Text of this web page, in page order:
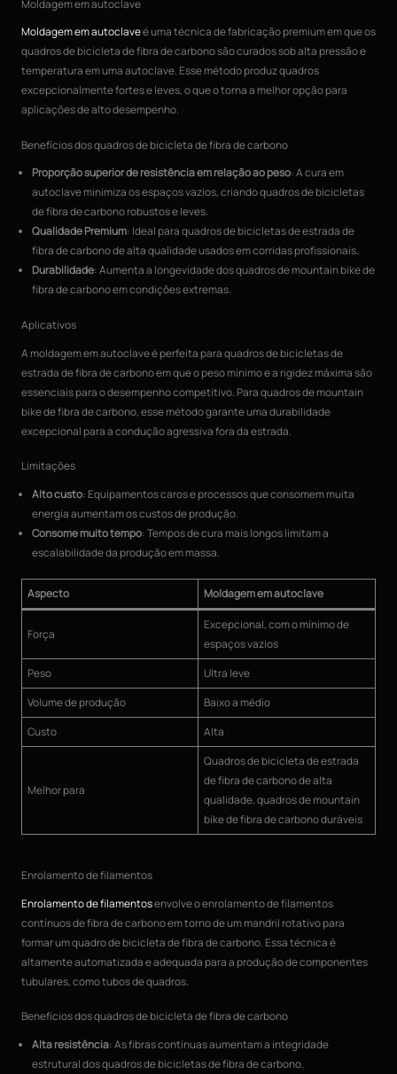
Moldagem em autoclave
Moldagem em autoclaveé uma técnica de fabricação premium em que os
quadros de bicicleta de fibra de carbono são curados sob alta pressão e
temperatura em uma autoclave. Esse método produz quadros
excepcionalmente fortes e leves, o que o torna a melhor opção para
aplicações de alto desempenho.
Benefícios dos quadros de bicicleta de fibra de carbono
Proporção superior de resistência em relação ao peso: A cura em
autoclave minimiza os espaços vazios, criando quadros de bicicletas
de fibra de carbono robustos e leves.
Qualidade Premium: Ideal para quadros de bicicletas de estrada de
fibra de carbono de alta qualidade usados em corridas profissionais.
Durabilidade: Aumenta a longevidade dos quadros de mountain bike de
fibra de carbono em condições extremas.
Aplicativos
A moldagem em autoclave é perfeita para quadros de bicicletas de
estrada de fibra de carbono em que o peso mínimo e a rigidez máxima são
essenciais para o desempenho competitivo. Para quadros de mountain
bike de fibra de carbono, esse método garante uma durabilidade
excepcional para a condução agressiva fora da estrada.
Limitações
Alto custo: Equipamentos caros e processos que consomem muita
energia aumentam os custos de produção.
Consome muito tempo: Tempos de cura mais longos limitam a
escalabilidade da produção em massa.
Aspecto Moldagem em autoclave
Força
Excepcional, com o mínimo de
espaços vazios
Peso
Ultra leve
Volume de produção
Baixo a médio
Custo
Alta
Melhor para
Quadros de bicicleta de estrada
de fibra de carbono de alta
qualidade, quadros de mountain
bike de fibra de carbono duráveis
Enrolamento de filamentos
Enrolamento de filamentosenvolve o enrolamento de filamentos
contínuos de fibra de carbono em torno de um mandril rotativo para
formar um quadro de bicicleta de fibra de carbono. Essa técnica é
altamente automatizada e adequada para a produção de componentes
tubulares, como tubos de quadros.
Benefícios dos quadros de bicicleta de fibra de carbono
Alta resistência: As fibras contínuas aumentam a integridade
estrutural dos quadros de bicicletas de fibra de carbono.